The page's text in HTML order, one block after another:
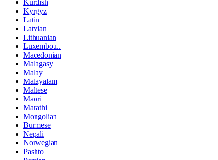
Kurdish
Kyrgyz
Latin
Latvian
Lithuanian
Luxembou..
Macedonian
Malagasy
Malay
Malayalam
Maltese
Maori
Marathi
Mongolian
Burmese
Nepali
Norwegian
Pashto